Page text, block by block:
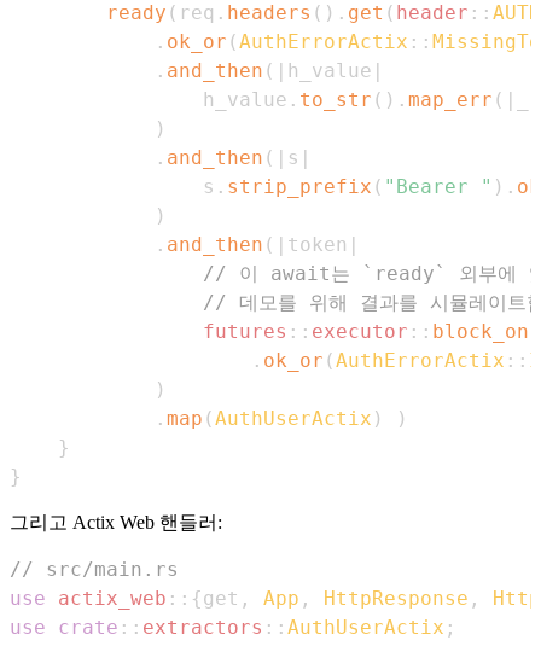
ready ( req . headers ( ) . get ( header ::
. ok_or (AuthErrorActix ::
. and_then ( | h_value |
                h_value
. to_str ( ) . map_err ( |
)
. and_then ( | s |
                s
. strip_prefix ( "Bearer " ) .
)
. and_then ( | token |
// 이 await는 `ready` 외부에 있
// 데모를 위해 결과를 시뮬레이트
futures :: executor :: block_on
. ok_or (AuthErrorActix ::
)
. map (AuthUserActix )
)
}
}
그리고 Actix Web 핸들러:
// src/main.rs
use
actix_web :: {get , App , HttpResponse ,
use
crate :: extractors :: AuthUserActix ;